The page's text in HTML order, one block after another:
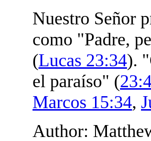
Nuestro Señor
como "Padre,
(Lucas 23:34).
el paraíso" (
Marcos 15:34,
Author: